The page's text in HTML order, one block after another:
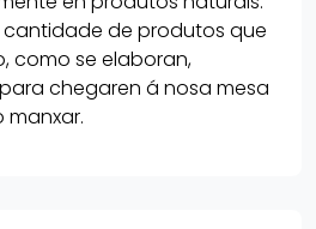
cantidade de produtos que
como se elaboran,
chegaren á nosa mesa